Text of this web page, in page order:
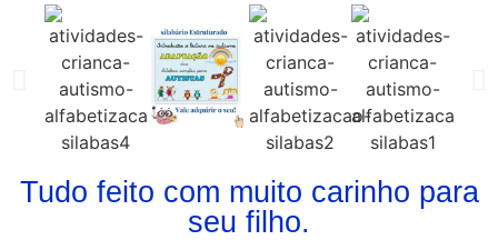
Tudo feito com muito carinho para
seu filho.